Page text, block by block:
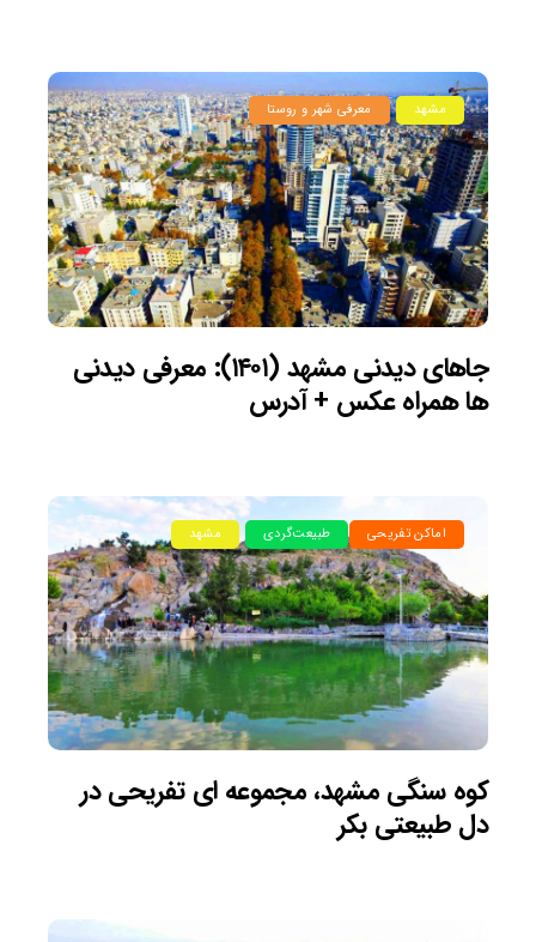
مشهد معرفی شهر و روستا
جاهای دیدنی مشهد (۱۴۰۱): معرفی دیدنی
ها همراه عکس + آدرس
اماکن تفریحی طبیعت‌گردی مشهد
کوه سنگی مشهد، مجموعه ای تفریحی در
دل طبیعتی بکر